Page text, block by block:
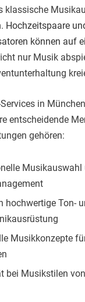
klassische
Hochzeitspaare
können auf
nur Musik
in
entscheidende
gehören:
Musikauswahl
hochwertige Ton-
Musikkonzepte
bei Musikstilen